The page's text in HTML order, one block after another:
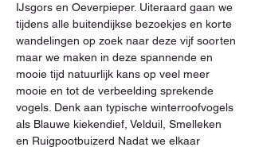
IJsgors en Oeverpieper. Uiteraard gaan we
tijdens alle buitendijkse bezoekjes en korte
wandelingen op zoek naar deze vijf soorten
maar we maken in deze spannende en
mooie tijd natuurlijk kans op veel meer
mooie en tot de verbeelding sprekende
vogels. Denk aan typische winterroofvogels
als Blauwe kiekendief, Velduil, Smelleken
en Ruigpootbuizerd Nadat we elkaar